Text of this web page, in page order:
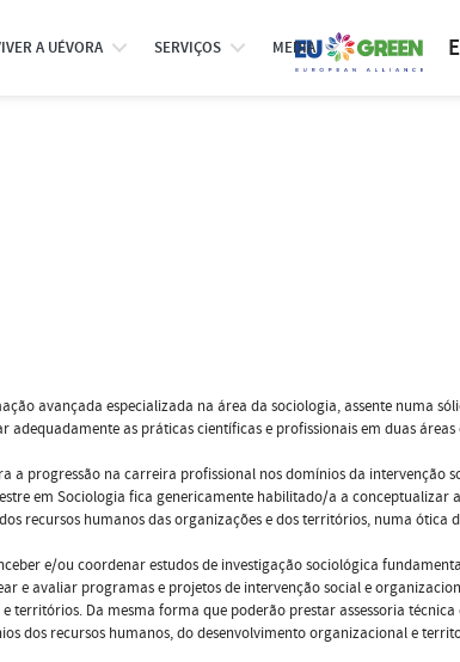
A UÉVORA SERVIÇOS MEDIA
avançada especializada na área da sociologia, assente numa
as práticas científicas e profissionais em duas áreas
a progressão na carreira profissional nos domínios da intervenção
em Sociologia fica genericamente habilitado/a a conceptualizar
recursos humanos das organizações e dos territórios, numa ótica
e/ou coordenar estudos de investigação sociológica
e avaliar programas e projetos de intervenção social e
territórios. Da mesma forma que poderão prestar assessoria técnica
dos recursos humanos, do desenvolvimento organizacional e